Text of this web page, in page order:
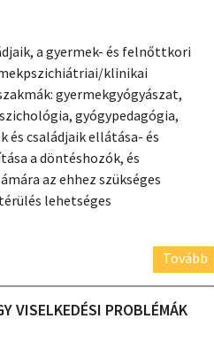
a gyermek- és felnőttkori
klinikai
gyermekgyógyászat,
gyógypedagógia,
családjaik ellátása- és
a döntéshozók, és
az ehhez szükséges
lehetséges
Tovább
VISELKEDÉSI PROBLÉMÁK